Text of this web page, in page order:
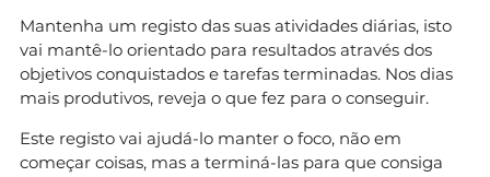
Mantenha um registo das suas atividades diárias, isto
vai mantê-lo orientado para resultados através dos
objetivos conquistados e tarefas terminadas. Nos dias
mais produtivos, reveja o que fez para o conseguir.
Este registo vai ajudá-lo manter o foco, não em
começar coisas, mas a terminá-las para que consiga